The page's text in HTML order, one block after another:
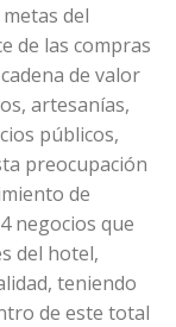
del
de las compras
de valor
artesanías,
públicos,
preocupación
de
negocios que
del hotel,
teniendo
de este total